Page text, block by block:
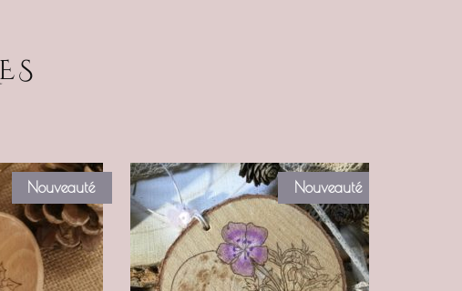
Nouveauté Nouveauté